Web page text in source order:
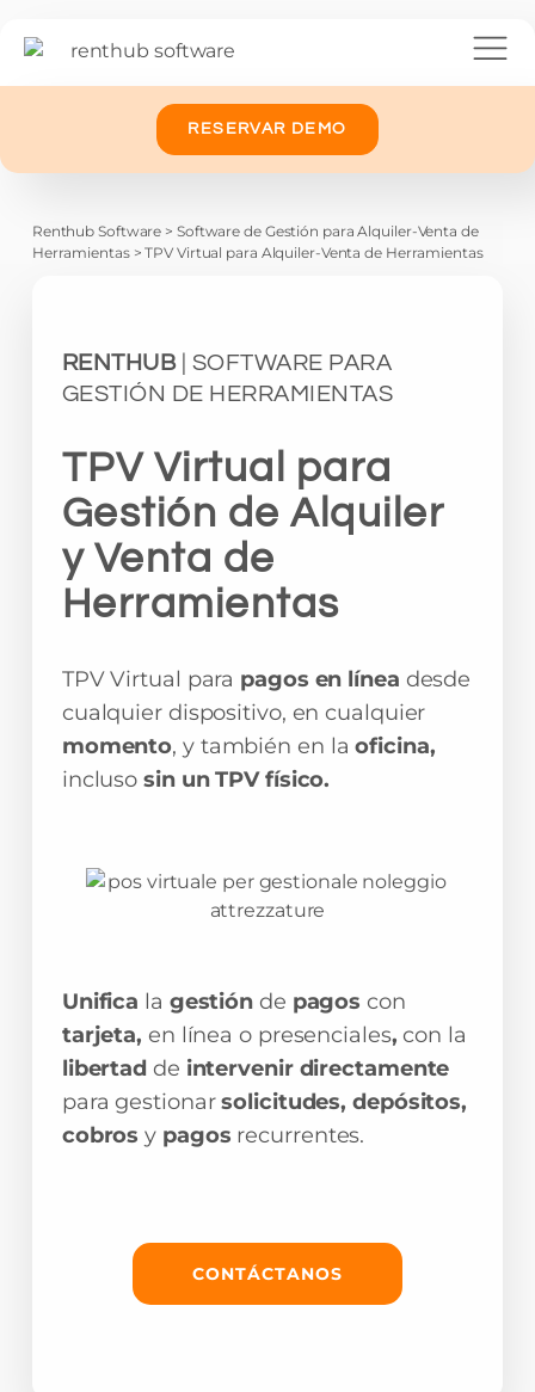
RESERVAR DEMO
Renthub Software > Software de Gestión para Alquiler-Venta de
Herramientas>TPV Virtual para Alquiler-Venta de Herramientas
RENTHUB| SOFTWARE PARA
GESTIÓN DE HERRAMIENTAS
TPV Virtual para
Gestión de Alquiler
y Venta de
Herramientas
TPV Virtual para pagos en línea desde
cualquier dispositivo, en cualquier
momento, y también en laoficina,
inclusosin un TPV físico.
Unifica la gestión de pagos con
tarjeta, en línea o presenciales, con la
libertad de intervenir directamente
para gestionarsolicitudes, depósitos,
cobrosy pagos recurrentes.
CONTÁCTANOS